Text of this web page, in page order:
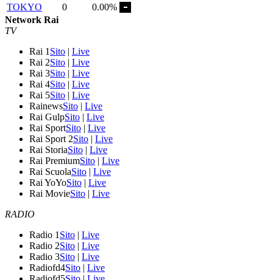
TOKYO
0
0.00%
Network Rai
TV
Rai 1 Sito | Live
Rai 2Sito | Live
Rai 3Sito | Live
Rai 4Sito | Live
Rai 5Sito | Live
RainewsSito | Live
Rai GulpSito | Live
Rai SportSito | Live
Rai Sport 2Sito | Live
Rai StoriaSito | Live
Rai PremiumSito | Live
Rai ScuolaSito | Live
Rai YoYoSito | Live
Rai MovieSito | Live
RADIO
Radio 1 Sito | Live
Radio 2Sito | Live
Radio 3Sito | Live
Radiofd4Sito | Live